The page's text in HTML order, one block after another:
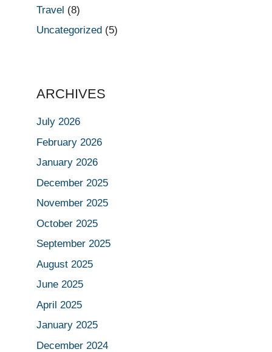
Travel (8)
Uncategorized (5)
ARCHIVES
July 2026
February 2026
January 2026
December 2025
November 2025
October 2025
September 2025
August 2025
June 2025
April 2025
January 2025
December 2024